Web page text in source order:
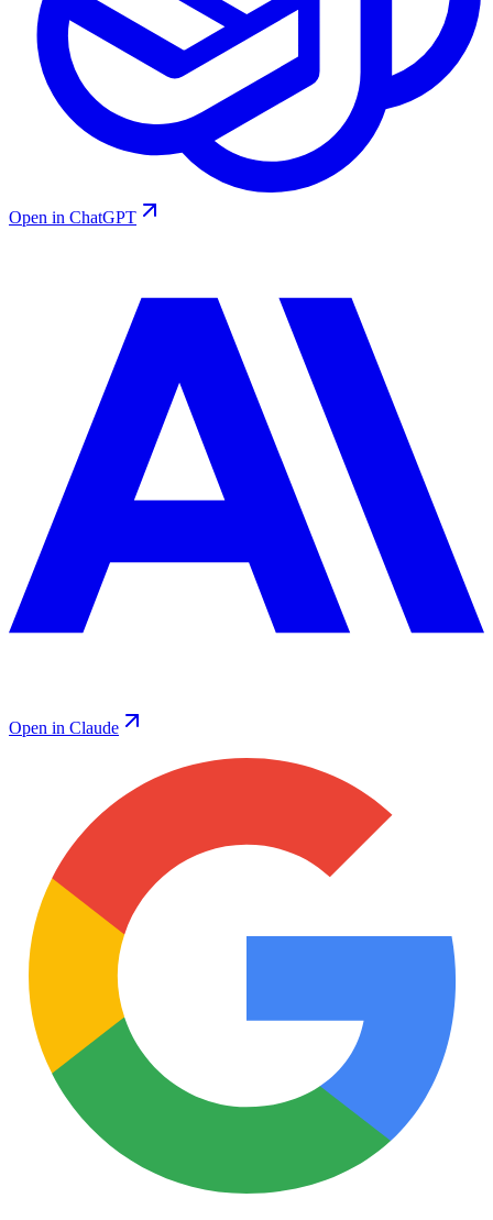
Open in ChatGPT
Open in Claude